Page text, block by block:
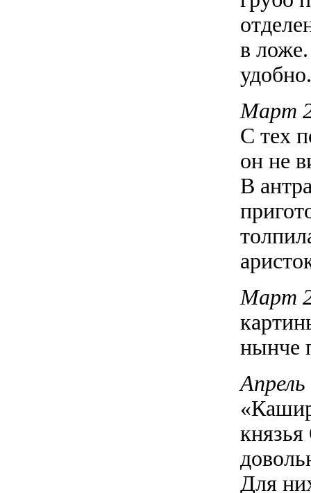
в
удобно.
Март
С тех
он не
В
Март
нынче
Для